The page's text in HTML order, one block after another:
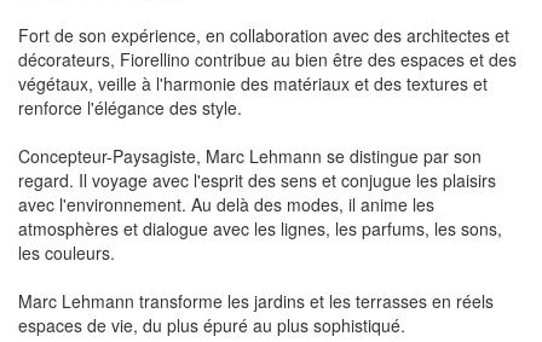
Fort de son expérience, en collaboration avec des architectes et
décorateurs, Fiorellino contribue au bien être des espaces et des
végétaux, veille à l'harmonie des matériaux et des textures et
renforce l'élégance des style.
Concepteur-Paysagiste, Marc Lehmann se distingue par son
regard. Il voyage avec l'esprit des sens et conjugue les plaisirs
avec l'environnement. Au delà des modes, il anime les
atmosphères et dialogue avec les lignes, les parfums, les sons,
les couleurs.
Marc Lehmann transforme les jardins et les terrasses en réels
espaces de vie, du plus épuré au plus sophistiqué.